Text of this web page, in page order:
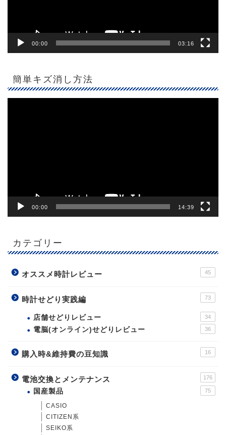
00:00 03:16
簡単キズ消し方法
00:00 14:39
カテゴリー
オススメ時計レビュー 45
時計せどり実践編 73
店舗せどりレビュー 34
電脳(オンライン)せどりレビュー 36
購入時&維持費の豆知識 16
電池交換とメンテナンス 176
国産製品 75
CASIO
CITIZEN系
SEIKO系